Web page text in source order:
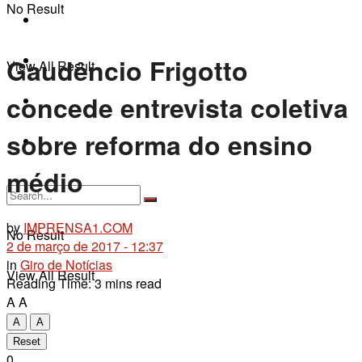
Fique por Dentro
Últimas Notícias
Contato
+55 79 9 9192-2911
No Result
View All Result
No Result
View All Result
Gaudêncio Frigotto
concede entrevista coletiva
sobre reforma do ensino
médio
by IMPRENSA1.COM
2 de março de 2017 - 12:37
in Giro de Notícias
Reading Time: 3 mins read
AA
A
A
Reset